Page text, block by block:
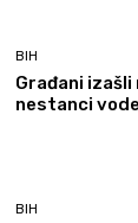
BIH
Građani izašli
nestanci vode
BIH